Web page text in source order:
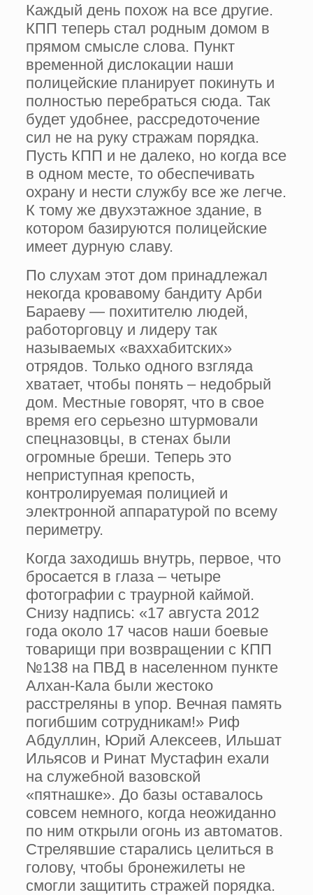
Каждый день похож на все другие.
КПП теперь стал родным домом в
прямом смысле слова. Пункт
временной дислокации наши
полицейские планирует покинуть и
полностью перебраться сюда. Так
будет удобнее, рассредоточение
сил не на руку стражам порядка.
Пусть КПП и не далеко, но когда все
в одном месте, то обеспечивать
охрану и нести службу все же легче.
К тому же двухэтажное здание, в
котором базируются полицейские
имеет дурную славу.
По слухам этот дом принадлежал
некогда кровавому бандиту Арби
Бараеву — похитителю людей,
работорговцу и лидеру так
называемых «ваххабитских»
отрядов. Только одного взгляда
хватает, чтобы понять – недобрый
дом. Местные говорят, что в свое
время его серьезно штурмовали
спецназовцы, в стенах были
огромные бреши. Теперь это
неприступная крепость,
контролируемая полицией и
электронной аппаратурой по всему
периметру.
Когда заходишь внутрь, первое, что
бросается в глаза – четыре
фотографии с траурной каймой.
Снизу надпись: «17 августа 2012
года около 17 часов наши боевые
товарищи при возвращении с КПП
№138 на ПВД в населенном пункте
Алхан-Кала были жестоко
расстреляны в упор. Вечная память
погибшим сотрудникам!» Риф
Абдуллин, Юрий Алексеев, Ильшат
Ильясов и Ринат Мустафин ехали
на служебной вазовской
«пятнашке». До базы оставалось
совсем немного, когда неожиданно
по ним открыли огонь из автоматов.
Стрелявшие старались целиться в
голову, чтобы бронежилеты не
смогли защитить стражей порядка.